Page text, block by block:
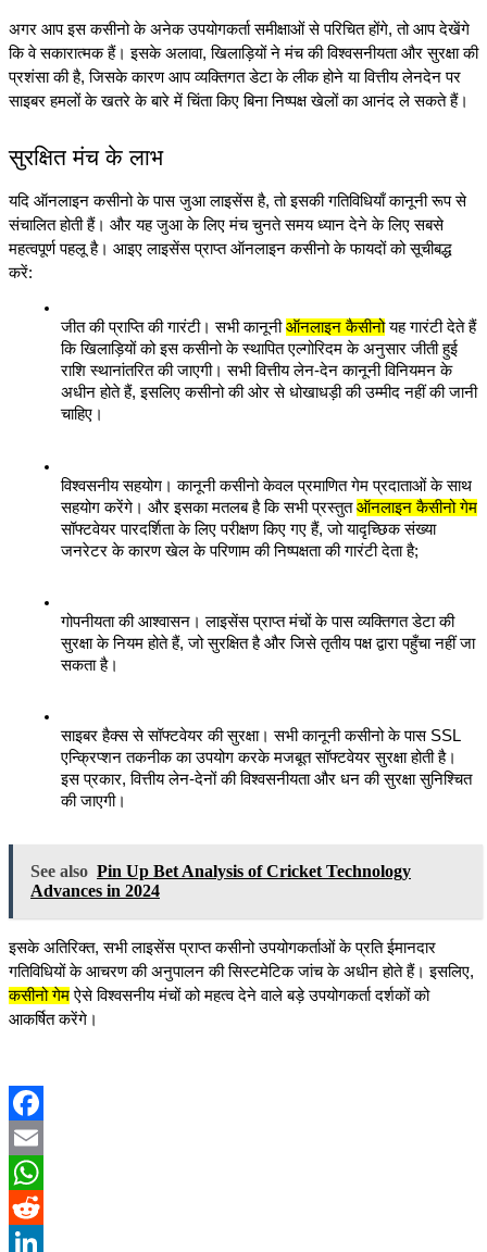
अगर आप इस कसीनो के अनेक उपयोगकर्ता समीक्षाओं से परिचित होंगे, तो आप देखेंगे
कि वे सकारात्मक हैं। इसके अलावा, खिलाड़ियों ने मंच की विश्वसनीयता और सुरक्षा की
प्रशंसा की है, जिसके कारण आप व्यक्तिगत डेटा के लीक होने या वित्तीय लेनदेन पर
साइबर हमलों के खतरे के बारे में चिंता किए बिना निष्पक्ष खेलों का आनंद ले सकते हैं।
सुरक्षित मंच के लाभ
यदि ऑनलाइन कसीनो के पास जुआ लाइसेंस है, तो इसकी गतिविधियाँ कानूनी रूप से
संचालित होती हैं। और यह जुआ के लिए मंच चुनते समय ध्यान देने के लिए सबसे
महत्वपूर्ण पहलू है। आइए लाइसेंस प्राप्त ऑनलाइन कसीनो के फायदों को सूचीबद्ध
करें:
जीत की प्राप्ति की गारंटी। सभी कानूनी ऑनलाइन कैसीनो यह गारंटी देते हैं
कि खिलाड़ियों को इस कसीनो के स्थापित एल्गोरिदम के अनुसार जीती हुई
राशि स्थानांतरित की जाएगी। सभी वित्तीय लेन-देन कानूनी विनियमन के
अधीन होते हैं, इसलिए कसीनो की ओर से धोखाधड़ी की उम्मीद नहीं की जानी
चाहिए।
विश्वसनीय सहयोग। कानूनी कसीनो केवल प्रमाणित गेम प्रदाताओं के साथ
सहयोग करेंगे। और इसका मतलब है कि सभी प्रस्तुत ऑनलाइन कैसीनो गेम
सॉफ्टवेयर पारदर्शिता के लिए परीक्षण किए गए हैं, जो यादृच्छिक संख्या
जनरेटर के कारण खेल के परिणाम की निष्पक्षता की गारंटी देता है;
गोपनीयता की आश्वासन। लाइसेंस प्राप्त मंचों के पास व्यक्तिगत डेटा की
सुरक्षा के नियम होते हैं, जो सुरक्षित है और जिसे तृतीय पक्ष द्वारा पहुँचा नहीं जा
सकता है।
साइबर हैक्स से सॉफ्टवेयर की सुरक्षा। सभी कानूनी कसीनो के पास SSL
एन्क्रिप्शन तकनीक का उपयोग करके मजबूत सॉफ्टवेयर सुरक्षा होती है।
इस प्रकार, वित्तीय लेन-देनों की विश्वसनीयता और धन की सुरक्षा सुनिश्चित
की जाएगी।
See also Pin Up Bet Analysis of Cricket Technology
Advances in 2024
इसके अतिरिक्त, सभी लाइसेंस प्राप्त कसीनो उपयोगकर्ताओं के प्रति ईमानदार
कसीनो गेम ऐसे विश्वसनीय मंचों को महत्व देने वाले बड़े उपयोगकर्ता दर्शकों को
आकर्षित करेंगे।
Facebook
Email
WhatsApp
Reddit